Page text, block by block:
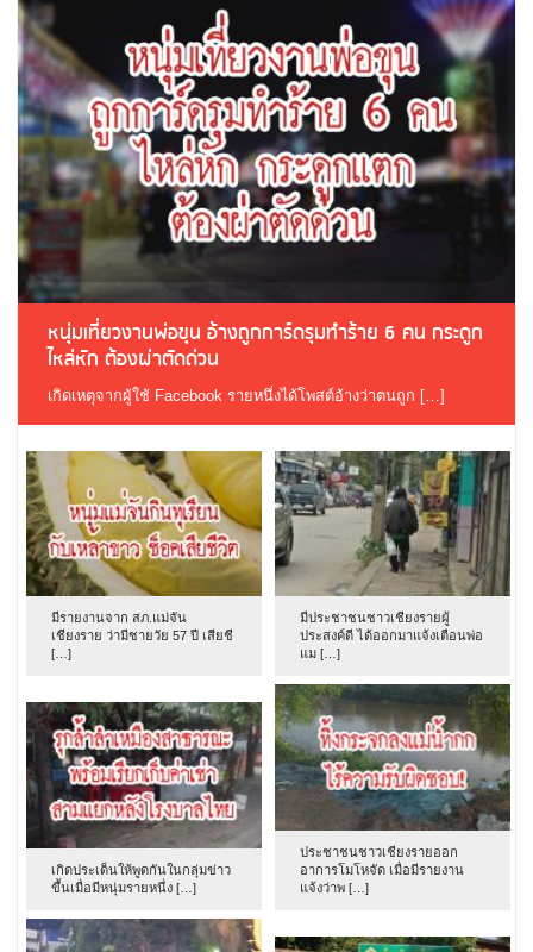
หนุ่มเที่ยวงานพ่อขุน อ้างถูกการ์ดรุมทำร้าย 6 คน กระดูก
ไหล่หัก ต้องผ่าตัดด่วน
เกิดเหตุจากผู้ใช้ Facebook รายหนึ่งได้โพสต์อ้างว่าตนถูก […]
มีรายงานจาก สภ.แม่จัน
เชียงราย ว่ามีชายวัย 57 ปี เสียชี
[…]
มีประชาชนชาวเชียงรายผู้
ประสงค์ดี ได้ออกมาแจ้งเตือนพ่อ
แม […]
เกิดประเด็นให้พูดกันในกลุ่มข่าว
ขึ้นเมื่อมีหนุ่มรายหนึ่ง […]
ประชาชนชาวเชียงรายออก
อาการโมโหจัด เมื่อมีรายงาน
แจ้งว่าพ […]